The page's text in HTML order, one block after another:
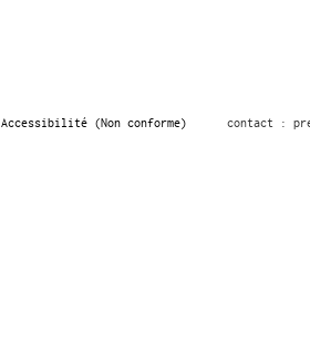
Accessibilité (Non conforme) contact :